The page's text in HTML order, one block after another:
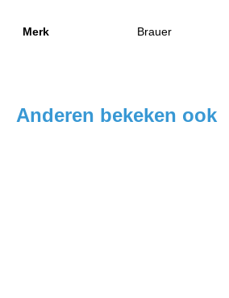
Merk Brauer
Anderen bekeken ook